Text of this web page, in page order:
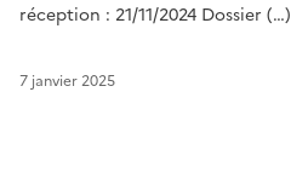
réception : 21/11/2024 Dossier (…)
7 janvier 2025